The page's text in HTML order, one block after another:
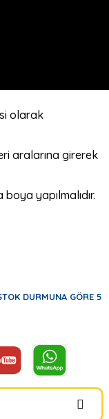
olarak
aralarına girerek
yapılmalıdır.
DURMUNA GÖRE 5